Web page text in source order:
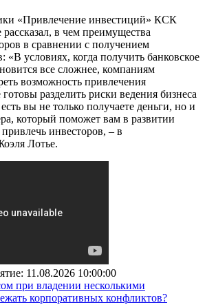
«Привлечение инвестиций» КСК
в чем преимущества
в сравнении с получением
«В условиях, когда получить банковское
все сложнее, компаниям
возможность привлечения
разделить риски ведения бизнеса
вы не только получаете деньги, но и
который поможет вам в развитии
инвесторов, – в
Лотье.
11.08.2026 10:00:00
при владении несколькими
корпоративных конфликтов?